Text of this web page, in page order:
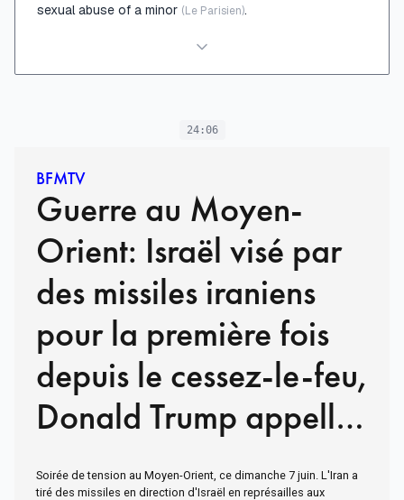
sexual abuse of a minor (Le Parisien).
24:06
BFMTV
Guerre au Moyen-
Orient: Israël visé par
des missiles iraniens
pour la première fois
depuis le cessez-le-feu,
Donald Trump appelle
au calme
Soirée de tension au Moyen-Orient, ce dimanche 7 juin. L'Iran a
tiré des missiles en direction d'Israël en représailles aux